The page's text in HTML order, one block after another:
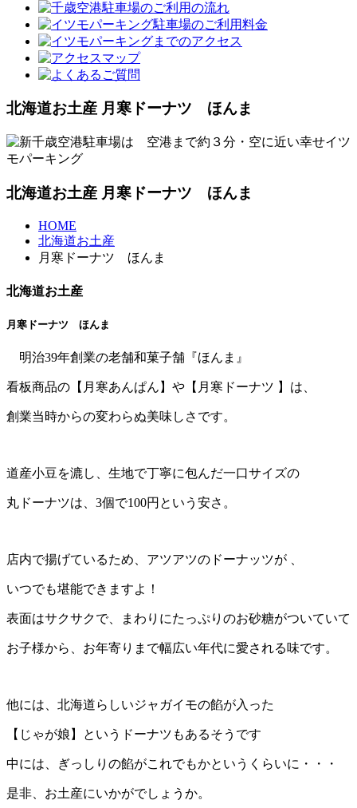
北海道お土産 月寒ドーナツ ほんま
北海道お土産 月寒ドーナツ ほんま
HOME
北海道お土産
月寒ドーナツ ほんま
北海道お土産
月寒ドーナツ ほんま
明治39年創業の老舗和菓子舗『ほんま』
看板商品の【月寒あんぱん】や【月寒ドーナツ 】は、
創業当時からの変わらぬ美味しさです。
道産小豆を漉し、生地で丁寧に包んだ一口サイズの
丸ドーナツは、3個で100円という安さ。
店内で揚げているため、アツアツのドーナッツが 、
いつでも堪能できますよ！
表面はサクサクで、まわりにたっぷりのお砂糖がついていて
お子様から、お年寄りまで幅広い年代に愛される味です。
他には、北海道らしいジャガイモの餡が入った
【じゃが娘】というドーナツもあるそうです
中には、ぎっしりの餡がこれでもかというくらいに・・・
是非、お土産にいかがでしょうか。